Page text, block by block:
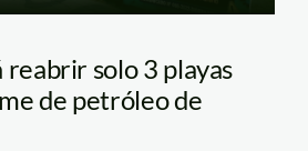
reabrir solo 3 playas
de petróleo de